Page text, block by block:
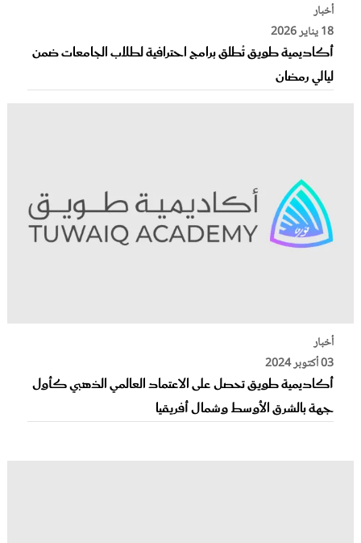
أخبار
18 يناير 2026
أكاديمية طويق تُطلق برامج احترافية لطلاب الجامعات ضمن
ليالي رمضان
أخبار
03 أكتوبر 2024
أكاديمية طويق تحصل على الاعتماد العالمي الذهبي كأول
جهة بالشرق الأوسط وشمال أفريقيا